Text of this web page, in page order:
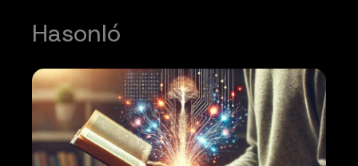
Hasonló